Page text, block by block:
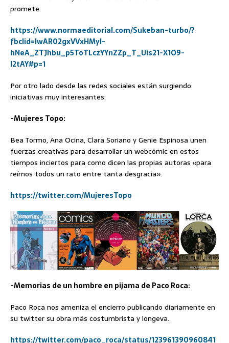
promete.
https://www.normaeditorial.com/Sukeban-turbo/?
fbclid=IwAR02gxVVxHMyI-
hNeA_ZTJhbu_p5ToTLczYYnZZp_T_Uis21-X1O9-
I2tAY#p=1
Por otro lado desde las redes sociales están surgiendo
iniciativas muy interesantes:
-Mujeres Topo:
Bea Tormo, Ana Ocina, Clara Soriano y Genie Espinosa unen
fuerzas creativas para desarrollar un webcómic en estos
tiempos inciertos para como dicen las propias autoras «para
reírnos todos un rato entre tanta desgracia».
https://twitter.com/MujeresTopo
-Memorias de un hombre en pijama de Paco Roca:
Paco Roca nos ameniza el encierro publicando diariamente en
su twitter su obra más costumbrista y longeva.
https://twitter.com/paco_roca/status/123961390960841